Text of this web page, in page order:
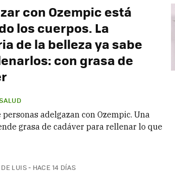
con Ozempic está
los cuerpos. La
de la belleza ya sabe
con grasa de
adelgazan con Ozempic. Una
grasa de cadáver para rellenar lo que
DE LUIS HACE 14 DÍAS